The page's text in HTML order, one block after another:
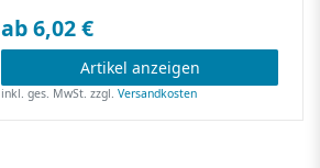
ab 6,02 €
Artikel anzeigen
inkl. ges. MwSt. zzgl.Versandkosten